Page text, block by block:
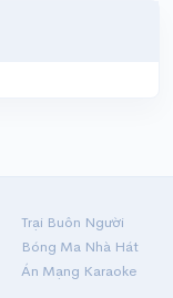
Trại Buôn Người
Bóng Ma Nhà Hát
Án Mạng Karaoke